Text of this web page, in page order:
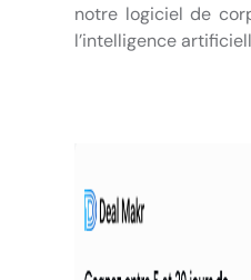
notre logiciel de
l’intelligence